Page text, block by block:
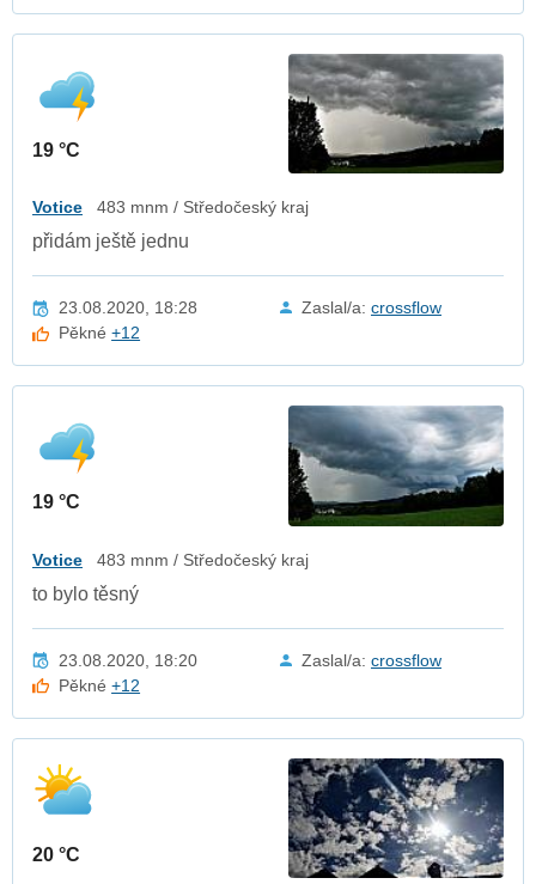
19 °C
Votice 483 mnm / Středočeský kraj
přidám ještě jednu
23.08.2020, 18:28 Zaslal/a: crossflow
Pěkné+12
19 °C
Votice 483 mnm / Středočeský kraj
to bylo těsný
23.08.2020, 18:20 Zaslal/a: crossflow
Pěkné+12
20 °C